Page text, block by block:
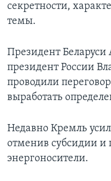
секретности,
темы.
Президент
президент России
проводили
выработать
Недавно Кремль
отменив субсидии и
энергоносители.